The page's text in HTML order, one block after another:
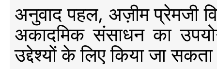
अनुवाद पहल, अज़ीम प्रेमजी
अकादमिक संसाधन का
उद्देश्यों के लिए किया जा